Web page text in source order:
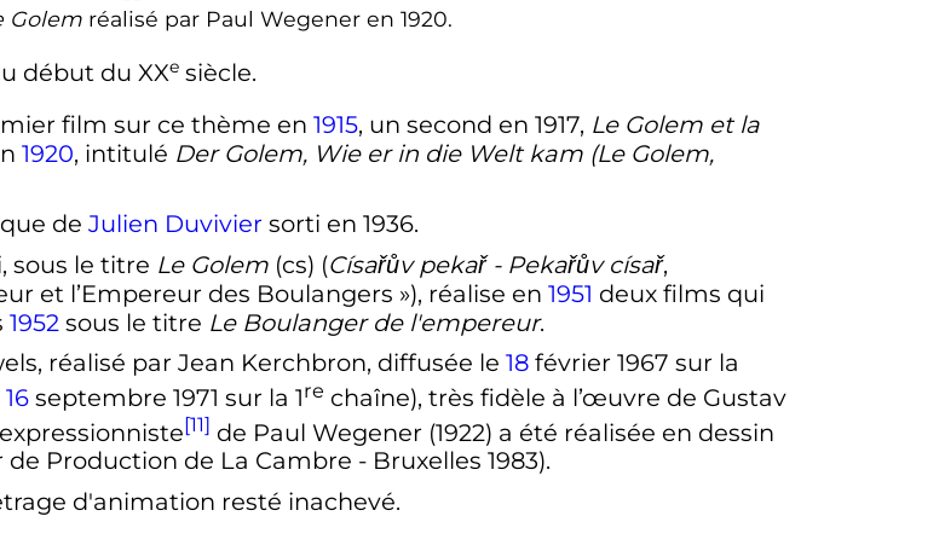
Golemréalisé par Paul Wegener en 1920.
début du XXe siècle.
film sur ce thème en 1915, un second en 1917, Le Golem et la
1920, intitulé Der Golem, Wie er in die Welt kam (Le Golem,
de Julien Duvivier sorti en 1936.
sous le titre Le Golem (cs) (Císařův pekař - Pekařův císař,
et l’Empereur des Boulangers »), réalise en 1951 deux films qui
1952 sous le titre Le Boulanger de l'empereur.
réalisé par Jean Kerchbron, diffusée le 18février 1967 sur la
16septembre 1971 sur la 1re chaîne), très fidèle à l’œuvre de Gustav
[11] de Paul Wegener (1922) a été réalisée en dessin
Production de La Cambre - Bruxelles 1983).
d'animation resté inachevé.